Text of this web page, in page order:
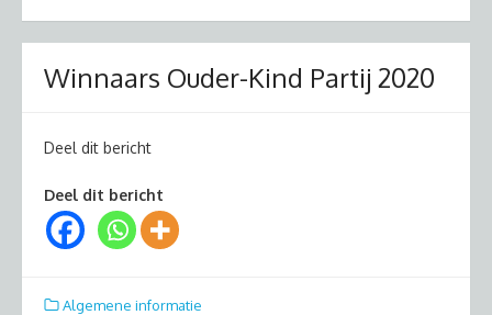
Winnaars Ouder-Kind Partij 2020
Deel dit bericht
Deel dit bericht
Algemene informatie